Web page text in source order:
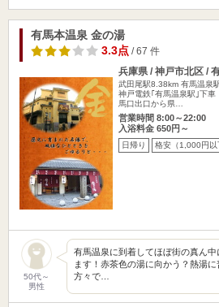
有馬本温泉 金の湯
3.3点/ 67 件
兵庫県 / 神戸市北区 /
武田尾駅8.38km 有馬温泉
神戸電鉄｢有馬温泉駅｣下
馬口出口から県…
営業時間 8:00～22:00
入浴料金 650円～
日帰り 格安（1,000円以
50代～
男性
有馬温泉に到着してほぼ街の真ん
ます！赤茶色の湯に向かう？熱湯
方々で…